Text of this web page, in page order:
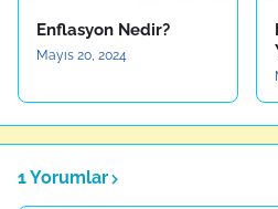
Enflasyon Nedir?
Mayıs 20, 2024
1 Yorumlar